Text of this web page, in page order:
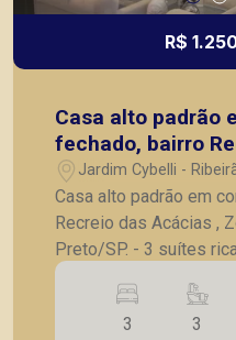
R$
Casa alto padrão
fechado, bairro
Zona Leste em
Jardim Cybelli -
Casa alto padrão em
Recreio das Acácias ,
Preto/SP. - 3 suítes rica em armários; - Sala para
2 ambientes; - Lavabo;
eletrodomésticos; - Churrasqueira; - Lavanderia
separada; - Piscina
3 3